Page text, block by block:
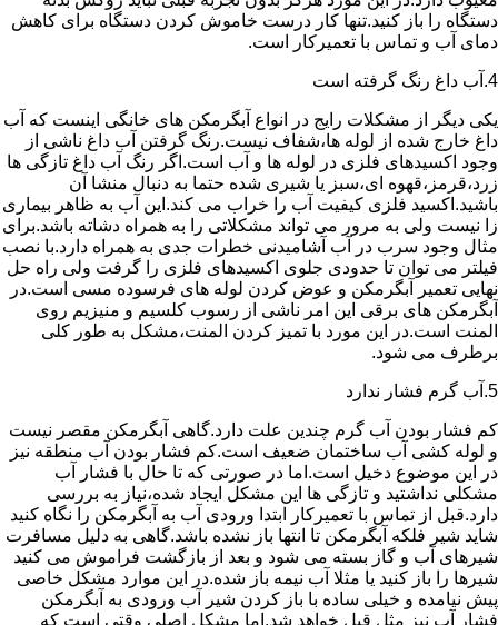
دستگاه را باز کنید.تنها کار درست خاموش کردن دستگاه برای کاهش
دمای آب و تماس با تعمیرکار است.
4.آب داغ رنگ گرفته است
یکی دیگر از مشکلات رایج در انواع آبگرمکن های خانگی اینست که آب
داغ خارج شده از لوله ها،شفاف نیست.رنگ گرفتن آب داغ ناشی از
وجود اکسیدهای فلزی در لوله ها و آب است.اگر رنگ آب داغ تازگی ها
زرد،قرمز،قهوه ای،سبز یا شیری شده حتما به دنبال منشا آن
باشید.اکسید فلزی کیفیت آب را خراب می کند.این آب به ظاهر بیماری
زا نیست ولی به مرور می تواند مشکلاتی را به همراه دشاته باشد.برای
مثال وجود سرب در آب آشامیدنی خطرات جدی به همراه دارد.با نصب
فیلتر می توان تا حدودی جلوی اکسیدهای فلزی را گرفت ولی راه حل
نهایی تعمیر آبگرمکن و عوض کردن لوله های فرسوده مسی است.در
آبگرمکن های برقی این امر ناشی از رسوب کلسیم و منیزیم روی
المنت است.در این مورد با تمیز کردن المنت،مشکل به طور کلی
برطرف می شود.
5.آب گرم فشار ندارد
کم فشار بودن آب گرم چندین علت دارد.گاهی آبگرمکن مقصر نیست
و لوله کشی آب ساختمان ضعیف است.کم فشار بودن آب منطقه نیز
در این موضوع دخیل است.اما در صورتی که تا حال با فشار آب
مشکلی نداشتید و تازگی ها این مشکل ایجاد شده،نیاز به بررسی
دارد.قبل از تماس با تعمیرکار ابتدا ورودی آب به آبگرمکن را نگاه کنید
شاید شیر فلکه آبگرمکن تا انتها باز نشده باشد.گاهی به دلیل مسافرت
شیرهای آب و گاز بسته می شود و بعد از بازگشت فراموش می کنید
شیرها را باز کنید یا مثلا آب نیمه باز شده.در این موارد مشکل خاصی
پیش نیامده و خیلی ساده با باز کردن شیر آب ورودی به آبگرمکن
فشار آب نیز مثل قبل خواهد شد.اما مشکل اصلی وقتی است که